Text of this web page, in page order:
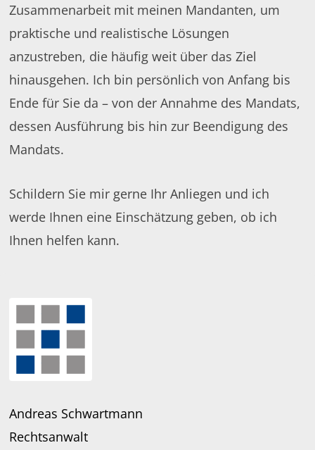
Zusammenarbeit mit meinen Mandanten, um
praktische und realistische Lösungen
anzustreben, die häufig weit über das Ziel
hinausgehen. Ich bin persönlich von Anfang bis
Ende für Sie da – von der Annahme des Mandats,
dessen Ausführung bis hin zur Beendigung des
Mandats.
Schildern Sie mir gerne Ihr Anliegen und ich
werde Ihnen eine Einschätzung geben, ob ich
Ihnen helfen kann.
Andreas Schwartmann
Rechtsanwalt